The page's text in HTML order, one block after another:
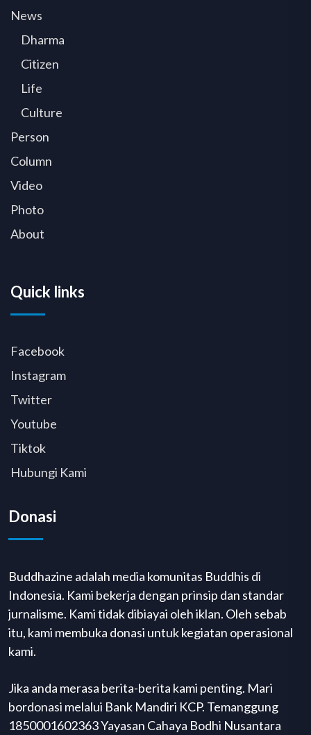
News
Dharma
Citizen
Life
Culture
Person
Column
Video
Photo
About
Quick links
Facebook
Instagram
Twitter
Youtube
Tiktok
Hubungi Kami
Donasi
Buddhazine adalah media komunitas Buddhis di
Indonesia. Kami bekerja dengan prinsip dan standar
jurnalisme. Kami tidak dibiayai oleh iklan. Oleh sebab
itu, kami membuka donasi untuk kegiatan operasional
kami.
Jika anda merasa berita-berita kami penting. Mari
bordonasi melalui Bank Mandiri KCP. Temanggung
1850001602363 Yayasan Cahaya Bodhi Nusantara